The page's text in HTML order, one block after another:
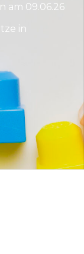
am 09.06.26
in